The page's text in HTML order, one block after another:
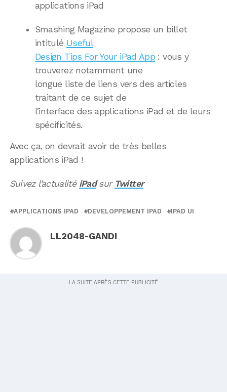
applications iPad
Smashing Magazine propose un billet
intitulé Useful
Design Tips For Your iPad App : vous y
trouverez notamment une
longue liste de liens vers des articles
traitant de ce sujet de
l’interface des applications iPad et de leurs
spécificités.
Avec ça, on devrait avoir de très belles
applications iPad !
Suivez l’actualité iPadsur Twitter
APPLICATIONS IPAD DEVELOPPEMENT IPAD IPAD UI
LL2048-GANDI